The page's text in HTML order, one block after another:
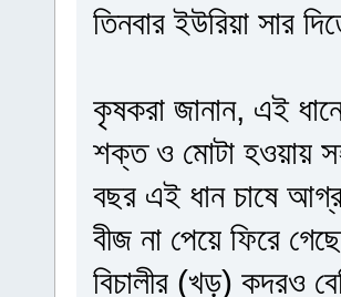
তিনবার ইউরিয়া সার
কৃষকরা জানান, এই
শক্ত ও মোটা হওয়ায়
বছর এই ধান চাষে
বীজ না পেয়ে ফিরে
বিচালীর (খড়) কদরও